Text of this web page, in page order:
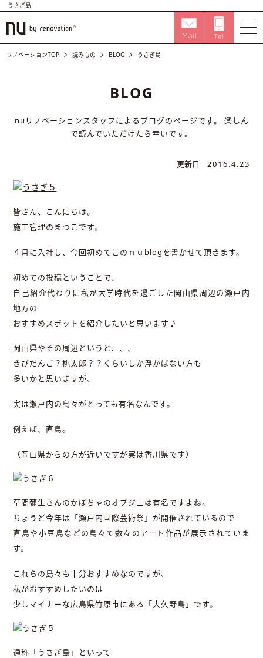
うさぎ島
リノベーションTOP 読みもの BLOG うさぎ島
BLOG
nuリノベーションスタッフによるブログのページです。
楽しん
で読んでいただけたら幸いです。
更新日 2016.4.23
皆さん、こんにちは。
施工管理のまつこです。
４月に入社し、今回初めてこのｎｕblogを書かせて頂きます。
初めての投稿ということで、
自己紹介代わりに私が大学時代を過ごした岡山県周辺の瀬戸内
地方の
おすすめスポットを紹介したいと思います♪
岡山県やその周辺というと、、、
きびだんご？桃太郎？？くらいしか浮かばない方も
多いかと思いますが、
実は瀬戸内の島々がとっても有名なんです。
例えば、直島。
（岡山県からの方が近いですが実は香川県です）
草間彌生さんのかぼちゃのオブジェは有名ですよね。
ちょうど今年は「瀬戸内国際芸術祭」が開催されているので
直島や小豆島などの島々で数々のアート作品が展示されていま
す。
これらの島々も十分おすすめなのですが、
私がおすすめしたいのは
少しマイナーな広島県竹原市にある「大久野島」です。
通称「うさぎ島」といって